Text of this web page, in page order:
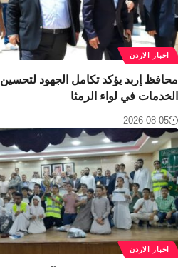
اخبار الاردن
محافظ إربد يؤكد تكامل الجهود لتحسين
الخدمات في لواء الرمثا
2026-08-05
اخبار الاردن